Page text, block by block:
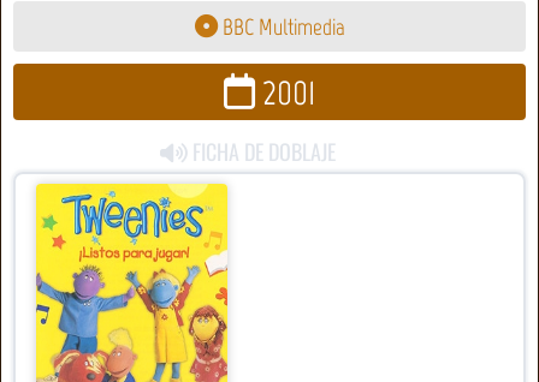
BBC Multimedia
2001
FICHA DE DOBLAJE